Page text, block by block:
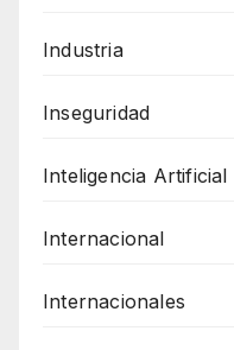
Industria
Inseguridad
Inteligencia Artificial
Internacional
Internacionales